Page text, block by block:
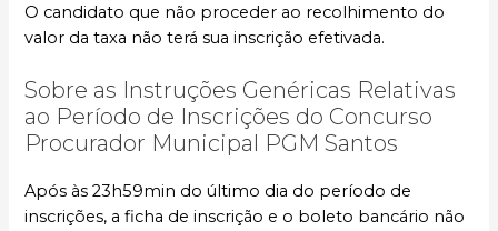
O candidato que não proceder ao recolhimento do
valor da taxa não terá sua inscrição efetivada.
Sobre as Instruções Genéricas Relativas
ao Período de Inscrições do Concurso
Procurador Municipal PGM Santos
Após às 23h59min do último dia do período de
inscrições, a ficha de inscrição e o boleto bancário não